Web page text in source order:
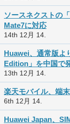
ソースネクストの
Mate7に対応
14th 12月 14.
Huawei、通常版よ
Edition」を中国で
13th 12月 14.
楽天モバイル、端
6th 12月 14.
Huawei Japan、